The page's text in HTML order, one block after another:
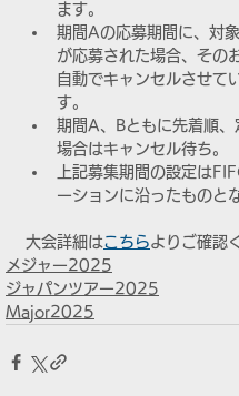
ます。
期間Aの応募期間に、対
が応募された場合、その
自動でキャンセルさせて
す。
期間A、Bともに先着順、
場合はキャンセル待ち。
上記募集期間の設定は
ーションに沿ったものと
大会詳細はこちらよりご確認
メジャー2025
ジャパンツアー2025
Major2025